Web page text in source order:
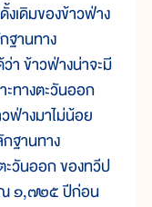
เดิมของข้าวฟ่าง
ฐานทาง
ข้าวฟ่างน่าจะมี
ทางตะวันออก
ฟ่างมาไม่น้อย
ฐานทาง
วันออก ของทวีป
ณ ๑,๗๒๕ ปีก่อน